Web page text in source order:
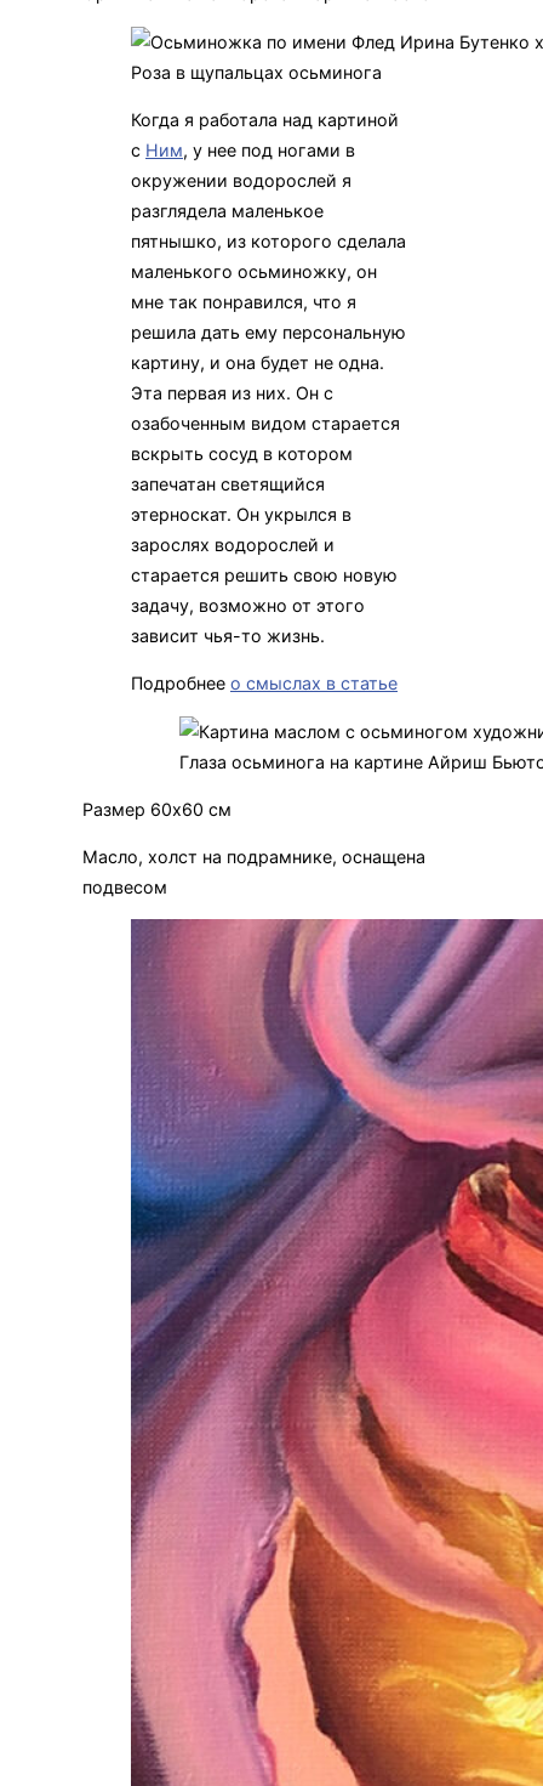
Роза в щупальцах осьминога
Когда я работала над картиной
с Ним, у нее под ногами в
окружении водорослей я
разглядела маленькое
пятнышко, из которого сделала
маленького осьминожку, он
мне так понравился, что я
решила дать ему персональную
картину, и она будет не одна.
Эта первая из них. Он с
озабоченным видом старается
вскрыть сосуд в котором
запечатан светящийся
этерноскат. Он укрылся в
зарослях водорослей и
старается решить свою новую
задачу, возможно от этого
зависит чья-то жизнь.
Подробнее о смыслах в статье
Глаза осьминога на картине Айриш
Размер 60х60 см
Масло, холст на подрамнике, оснащена
подвесом